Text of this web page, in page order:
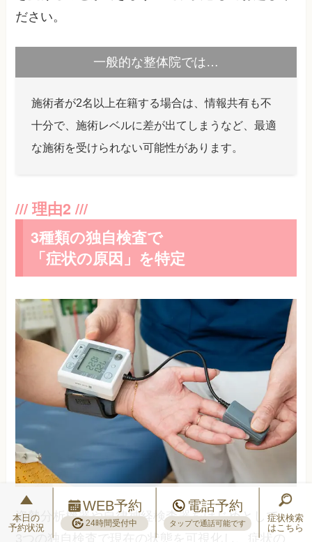
ださい。
一般的な整体院では…
施術者が2名以上在籍する場合は、情報共有も不
十分で、施術レベルに差が出てしまうなど、最適
な施術を受けられない可能性があります。
3種類の独自検査で
「症状の原因」を特定
姿勢分析機器や自律神経検査器をはじめとして、
3つの独自検査で現在の状態を可視化し、症状の
本日の
予約状況
WEB予約
24時間受付中
電話予約
タップで通話可能です
症状検索
はこちら